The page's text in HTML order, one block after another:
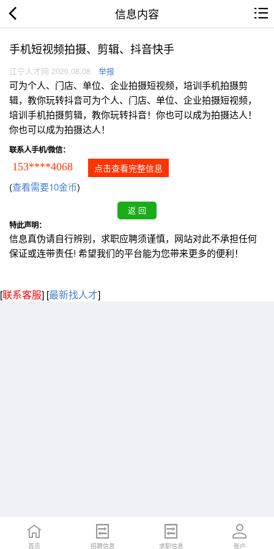
信息内容
手机短视频拍摄、剪辑、抖音快手
江宁人才网 2026.08.08 举报
可为个人、门店、单位、企业拍摄短视频，培训手机拍摄剪
辑，教你玩转抖音可为个人、门店、单位、企业拍摄短视频，
培训手机拍摄剪辑，教你玩转抖音！你也可以成为拍摄达人！
你也可以成为拍摄达人！
联系人手机/微信：
153****4068 点击查看完整信息
(查看需要10金币)
特此声明：
信息真伪请自行辨别，求职应聘须谨慎，网站对此不承担任何
保证或连带责任! 希望我们的平台能为您带来更多的便利！
[联系客服] [最新找人才]
首页 招聘信息 求职信息 账户